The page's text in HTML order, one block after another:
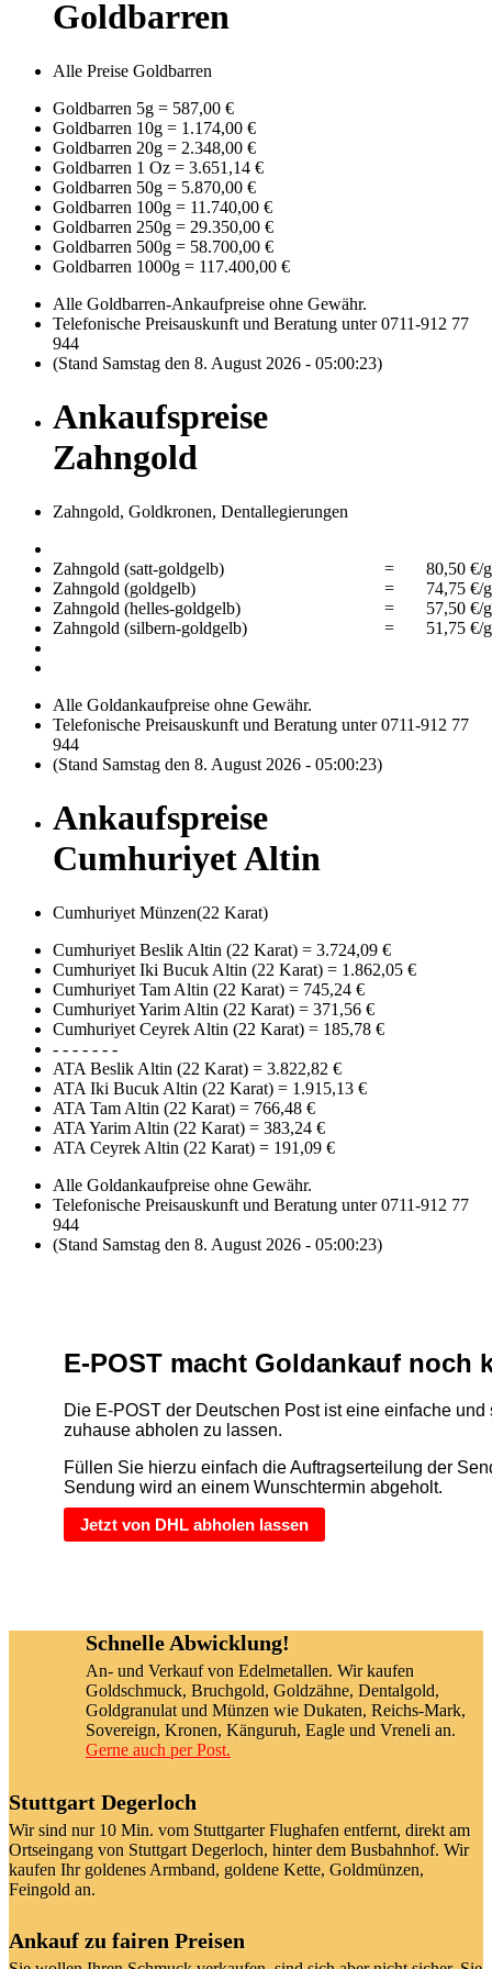
Goldbarren
Alle Preise Goldbarren
Goldbarren 5g = 587,00 €
Goldbarren 10g = 1.174,00 €
Goldbarren 20g = 2.348,00 €
Goldbarren 1 Oz = 3.651,14 €
Goldbarren 50g = 5.870,00 €
Goldbarren 100g = 11.740,00 €
Goldbarren 250g = 29.350,00 €
Goldbarren 500g = 58.700,00 €
Goldbarren 1000g = 117.400,00 €
Alle Goldbarren-Ankaufpreise ohne Gewähr.
Telefonische Preisauskunft und Beratung unter 0711-912 77
944
(Stand Samstag den 8. August 2026 - 05:00:23)
Ankaufspreise
Zahngold
Zahngold, Goldkronen, Dentallegierungen
Zahngold (satt-goldgelb) =
80,50 €/g
Zahngold (goldgelb)
=
74,75 €/g
Zahngold (helles-goldgelb)
=
57,50 €/g
Zahngold (silbern-goldgelb)
= 51,75 €/g
Alle Goldankaufpreise ohne Gewähr.
Telefonische Preisauskunft und Beratung unter 0711-912 77
944
(Stand Samstag den 8. August 2026 - 05:00:23)
Ankaufspreise
Cumhuriyet Altin
Cumhuriyet Münzen(22 Karat)
Cumhuriyet Beslik Altin (22 Karat) = 3.724,09 €
Cumhuriyet Iki Bucuk Altin (22 Karat) = 1.862,05 €
Cumhuriyet Tam Altin (22 Karat) = 745,24 €
Cumhuriyet Yarim Altin (22 Karat) = 371,56 €
Cumhuriyet Ceyrek Altin (22 Karat) = 185,78 €
- - - - - - -
ATA Beslik Altin (22 Karat) = 3.822,82 €
ATA Iki Bucuk Altin (22 Karat) = 1.915,13 €
ATA Tam Altin (22 Karat) = 766,48 €
ATA Yarim Altin (22 Karat) = 383,24 €
ATA Ceyrek Altin (22 Karat) = 191,09 €
Alle Goldankaufpreise ohne Gewähr.
Telefonische Preisauskunft und Beratung unter 0711-912 77
944
(Stand Samstag den 8. August 2026 - 05:00:23)
E-POST macht Goldankauf noch
Die E-POST der Deutschen Post ist eine einfache
zuhause abholen zu lassen.
Füllen Sie hierzu einfach die Auftragserteilung der
Sendung wird an einem Wunschtermin abgeholt.
Jetzt von DHL abholen lassen
Schnelle Abwicklung!
An- und Verkauf von Edelmetallen. Wir kaufen
Goldschmuck, Bruchgold, Goldzähne, Dentalgold,
Goldgranulat und Münzen wie Dukaten, Reichs-Mark,
Sovereign, Kronen, Känguruh, Eagle und Vreneli an.
Gerne auch per Post.
Stuttgart Degerloch
Wir sind nur 10 Min. vom Stuttgarter Flughafen entfernt, direkt am
Ortseingang von Stuttgart Degerloch, hinter dem Busbahnhof. Wir
kaufen Ihr goldenes Armband, goldene Kette, Goldmünzen,
Feingold an.
Ankauf zu fairen Preisen